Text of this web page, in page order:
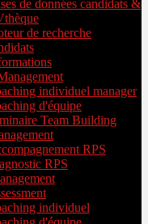
de données candidats &
de recherche
individuel manager
d'équipe
Team Building
RPS
RPS
individuel